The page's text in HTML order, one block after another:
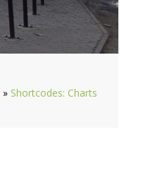
» Shortcodes: Charts